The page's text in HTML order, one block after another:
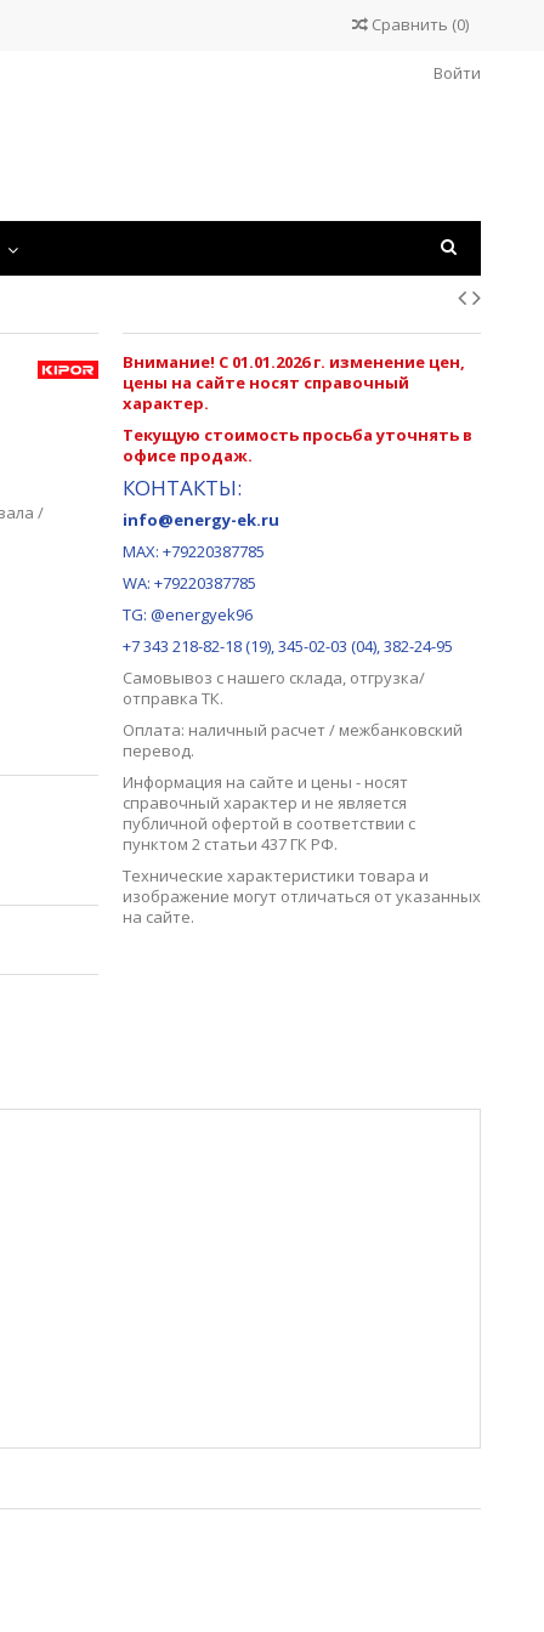
Сравнить (0)
Войти
/
Внимание! С 01.01.2026 г. изменение цен,
цены на сайте носят справочный
характер.
Текущую стоимость просьба уточнять в
офисе продаж.
КОНТАКТЫ:
info@energy-ek.ru
MAX: +79220387785
WA: +79220387785
TG: @energyek96
+7 343 218-82-18 (19), 345-02-03 (04), 382-24-95
Самовывоз с нашего склада, отгрузка/
отправка ТК.
Оплата: наличный расчет / межбанковский
перевод.
Информация на сайте и цены - носят
справочный характер и не является
публичной офертой в соответствии с
пунктом 2 статьи 437 ГК РФ.
Технические характеристики товара и
изображение могут отличаться от указанных
на сайте.